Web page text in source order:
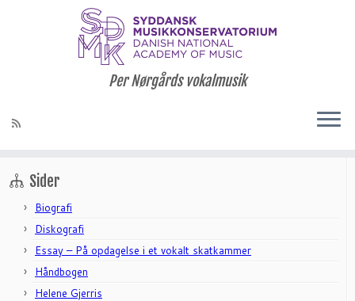
Per Nørgårds vokalmusik
Sider
Biografi
Diskografi
Essay – På opdagelse i et vokalt skatkammer
Håndbogen
Helene Gjerris